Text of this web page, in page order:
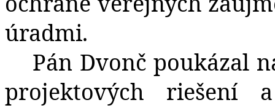
úradmi.
Pán Dvonč poukázal
projektových riešení